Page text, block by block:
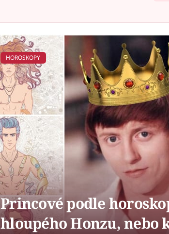
HOROSKOPY
Princové podle
hloupého Honzu, nebo